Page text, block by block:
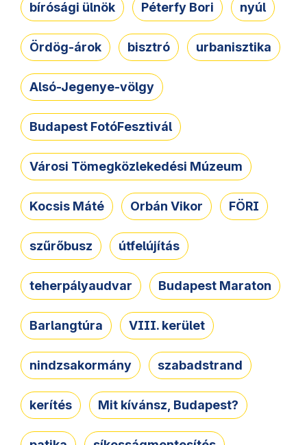
bírósági ülnök Péterfy Bori nyúl
Ördög-árok bisztró urbanisztika
Alsó-Jegenye-völgy
Budapest FotóFesztivál
Városi Tömegközlekedési Múzeum
Kocsis Máté Orbán Vikor FÖRI
szűrőbusz útfelújítás
teherpályaudvar Budapest Maraton
Barlangtúra VIII. kerület
nindzsakormány szabadstrand
kerítés Mit kívánsz, Budapest?